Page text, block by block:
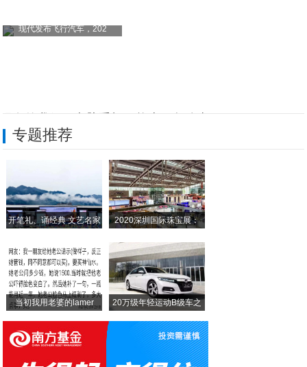
现代发布飞行汽车，202
换机必看！教你怎么把安卓手机通讯录导入i
九成手机玩家不知道！一招即可解决手机拍照
只要你有这个工具，iPhone联系人导入
乐视TV济南体验店 乐视超4 X43现2
专题推荐
开笔礼、诵经典 文艺名家 2020深圳国际珠宝展：
当初我用老婆的lamer 20万级年轻运动B级车之